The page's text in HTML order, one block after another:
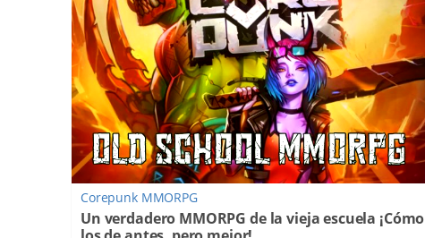
Corepunk MMORPG
Un verdadero MMORPG de la vieja escuela ¡Cómo